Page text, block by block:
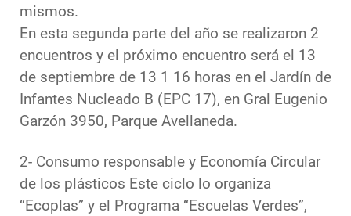
mismos.
En esta segunda parte del año se realizaron 2
encuentros y el próximo encuentro será el 13
de septiembre de 13 1 16 horas en el Jardín de
Infantes Nucleado B (EPC 17), en Gral Eugenio
Garzón 3950, Parque Avellaneda.
2- Consumo responsable y Economía Circular
de los plásticos Este ciclo lo organiza
“Ecoplas” y el Programa “Escuelas Verdes”,